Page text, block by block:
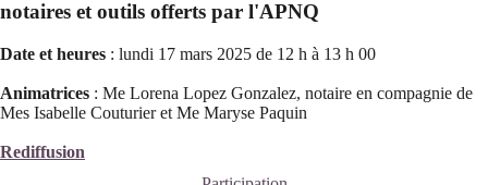
notaires et outils offerts par l'APNQ
Date et heures : lundi 17 mars 2025 de 12 h à 13 h 00
Animatrices : Me Lorena Lopez Gonzalez, notaire en compagnie de
Mes Isabelle Couturier et Me Maryse Paquin
Rediffusion